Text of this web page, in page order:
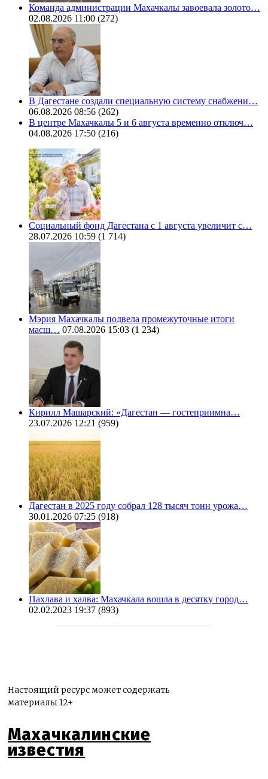
Команда администрации Махачкалы завоевала золото…
02.08.2026 11:00 (272)
В Дагестане создали специальную систему снабжени…
06.08.2026 08:56 (262)
В центре Махачкалы 5 и 6 августа временно отключ…
04.08.2026 17:50 (216)
Социальный фонд Дагестана с 1 августа увеличит с…
28.07.2026 10:59 (1 714)
Мэрия Махачкалы подвела промежуточные итоги
масш… 07.08.2026 15:03 (1 234)
Кирилл Машарский: «Дагестан — гостеприимна…
23.07.2026 12:21 (959)
Дагестан в 2025 году собрал 128 тысяч тонн урожа…
30.01.2026 07:25 (918)
Пахлава и халва: Махачкала вошла в десятку город…
02.02.2023 19:37 (893)
Настоящий ресурс может содержать
материалы 12+
Махачкалинские
известия